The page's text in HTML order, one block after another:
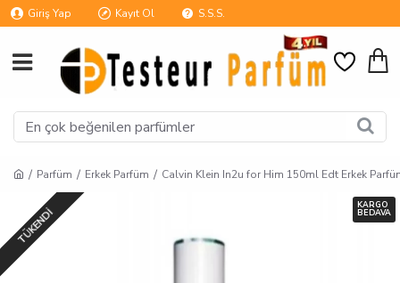
Giriş Yap Kayıt Ol S.S.S.
Parfüm Erkek Parfüm Calvin Klein In2u for Him 150ml Edt Erkek
KARGO
BEDAVA
TÜKENDI